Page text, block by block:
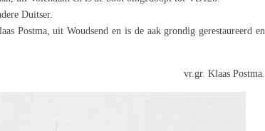
Duitser.
Postma, uit Woudsend en is de aak grondig gerestaureerd en
vr.gr. Klaas Postma.